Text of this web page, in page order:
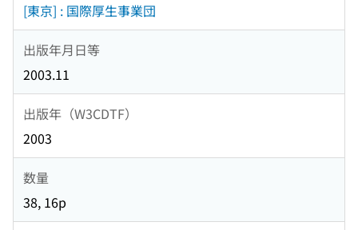
[東京] : 国際厚生事業団
出版年月日等
2003.11
出版年（W3CDTF）
2003
数量
38, 16p